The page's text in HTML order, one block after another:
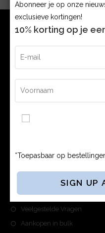
Argonweg 32 1362 AB,
NOWERAN
Over Noweran
Veelgestelde Vragen
Aankopen in bulk
Abonneer je op onze
exclusieve kortingen!
10% korting op je
*Toepasbaar op